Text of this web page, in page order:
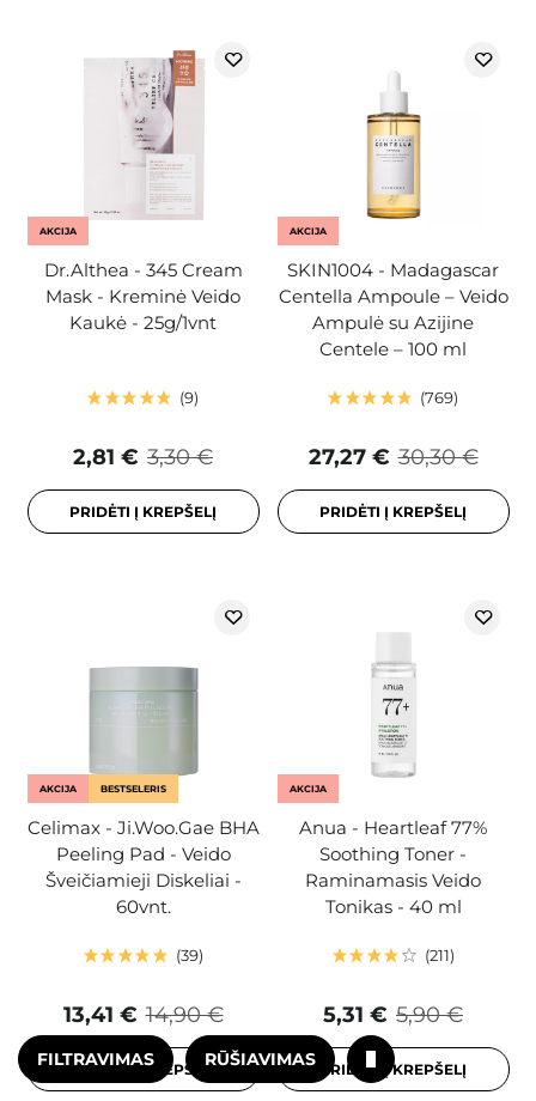
AKCIJA
Dr.Althea - 345 Cream
Mask - Kreminė Veido
Kaukė - 25g/1vnt
9
3,30 €
2,81 €
PRIDĖTI Į KREPŠELĮ
AKCIJA
SKIN1004 - Madagascar
Centella Ampoule – Veido
Ampulė su Azijine
Centele – 100 ml
769
30,30 €
27,27 €
PRIDĖTI Į KREPŠELĮ
AKCIJA BESTSELERIS
Celimax - Ji.Woo.Gae BHA
Peeling Pad - Veido
Šveičiamieji Diskeliai -
60vnt.
39
14,90 €
13,41 €
PRIDĖTI Į KREPŠELĮ
AKCIJA
Anua - Heartleaf 77%
Soothing Toner -
Raminamasis Veido
Tonikas - 40 ml
211
5,90 €
5,31 €
PRIDĖTI Į KREPŠELĮ
FILTRAVIMAS RŪŠIAVIMAS